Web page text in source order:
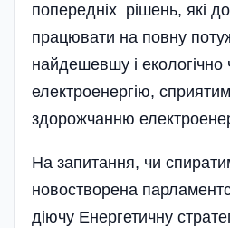
попередніх рішень, які
працювати на повну
найдешевшу і екологічно
електроенергію,
здорожчанню
На запитання, чи
новостворена
діючу Енергетичну